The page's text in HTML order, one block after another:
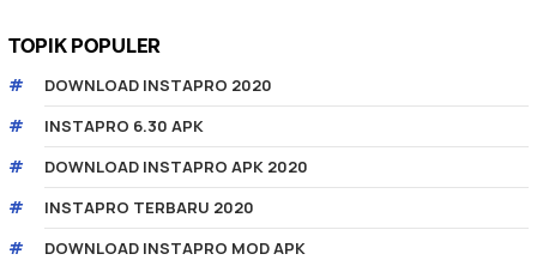
TOPIK POPULER
DOWNLOAD INSTAPRO 2020
INSTAPRO 6.30 APK
DOWNLOAD INSTAPRO APK 2020
INSTAPRO TERBARU 2020
DOWNLOAD INSTAPRO MOD APK